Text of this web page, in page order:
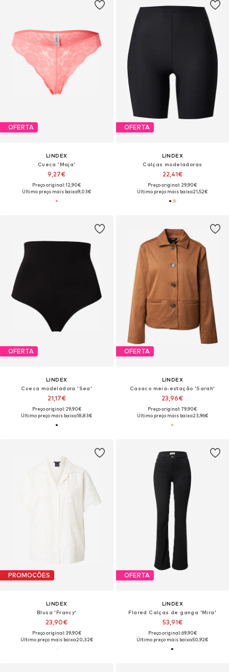
OFERTA
LINDEX
Cueca 'Maja'
9,27€
Preço original: 12,90€
Último preço mais baixo:9,03€
OFERTA
LINDEX
Calças modeladoras
22,41€
Preço original: 29,90€
Último preço mais baixo:21,52€
OFERTA
LINDEX
Cueca modeladora 'Sea'
21,17€
Preço original: 29,90€
Último preço mais baixo:18,83€
OFERTA
LINDEX
Casaco meia-estação 'Sarah'
23,96€
Preço original: 79,90€
Último preço mais baixo:23,96€
PROMOÇÕES
LINDEX
Blusa 'Francy'
23,90€
Preço original: 39,90€
Último preço mais baixo:20,32€
OFERTA
LINDEX
Flared Calças de ganga 'Mira'
53,91€
Preço original: 69,90€
Último preço mais baixo:50,92€